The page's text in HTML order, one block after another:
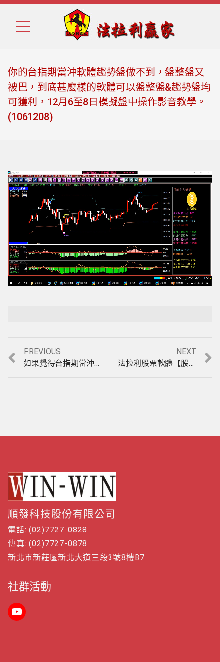
Skip
Skip
你的台指期當沖軟體趨勢盤做不到，盤整盤又
被巴，到底甚麼樣的軟體可以盤整盤&趨勢盤均
可獲利，12月6至8日模擬盤中操作影音教學。
(1061208)
Loaded:
3.68%
Playback Rate
Unmute
文
PREVIOUS
Previous
post:
如果覺得台指期當沖太累，【富豪期指波段】指標，讓您操作台指期也能輕鬆獲利，11月份獲利606點(收盤價計算)，實例影音教學。(1061207)
NEXT
post:
法拉利股票軟體【股票當沖】系統，新增量能比，及1分鐘K線選股操作，讓即時選股更快速、更精準，盤中實機操作影音教學。(1061024)
順發科技股份有限公司
電話: (02)7727-0828
傳真: (02)7727-0878
新北市新莊區新北大道三段3號8樓B7
社群活動